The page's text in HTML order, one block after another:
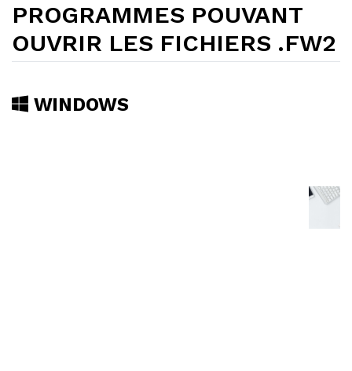
PROGRAMMES POUVANT
OUVRIR LES FICHIERS .FW2
WINDOWS